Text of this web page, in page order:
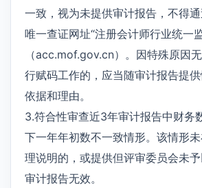
一致，视为未提供审计报告，不得通
唯一查证网址“注册会计师行业统一
（acc.mof.gov.cn）。因特殊原因
行赋码工作的，应当随审计报告提
依据和理由。
3.符合性审查近3年审计报告中财务
下一年年初数不一致情形。该情形
理说明的，或提供但评审委员会未
审计报告无效。